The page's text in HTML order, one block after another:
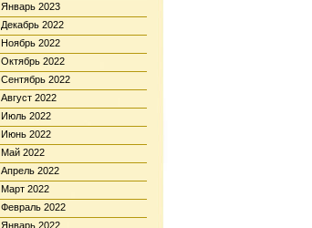
Январь 2023
Декабрь 2022
Ноябрь 2022
Октябрь 2022
Сентябрь 2022
Август 2022
Июль 2022
Июнь 2022
Май 2022
Апрель 2022
Март 2022
Февраль 2022
Январь 2022